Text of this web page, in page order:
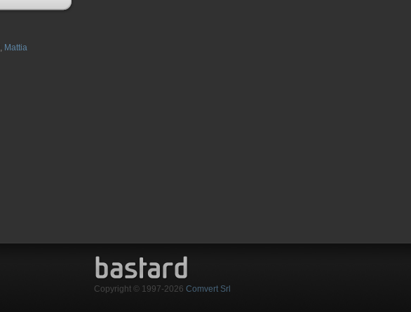
, Mattia
Copyright © 1997-2026 Comvert Srl